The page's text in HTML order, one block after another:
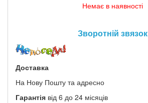
Немає в наявності
Зворотній звязок
Доставка
На Нову Пошту та адресно
Гарантія від 6 до 24 місяців